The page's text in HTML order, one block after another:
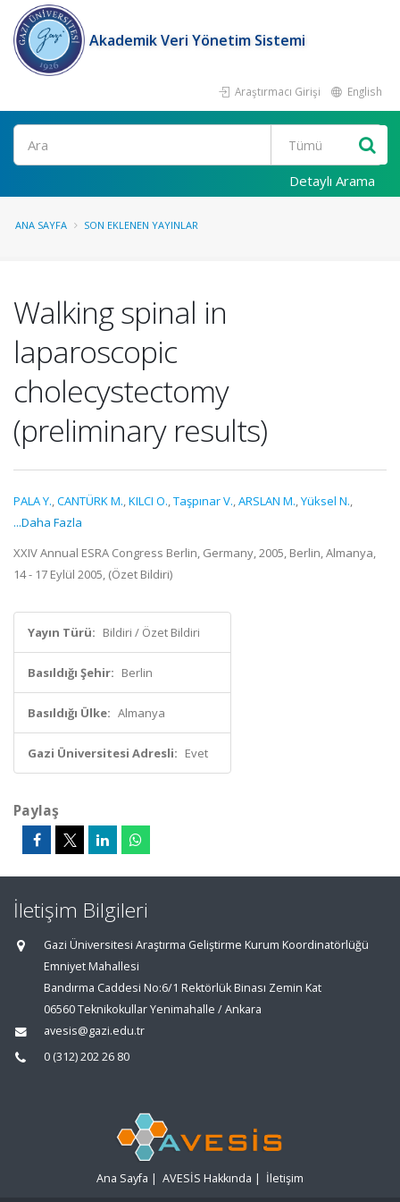
Akademik Veri Yönetim Sistemi
Araştırmacı Girişi English
Ara
Detaylı Arama
ANA SAYFA SON EKLENEN YAYINLAR
Walking spinal in
laparoscopic
cholecystectomy
(preliminary results)
PALA Y.,CANTÜRK M.,KILCI O.,Taşpınar V.,ARSLAN M.,Yüksel N.,
...Daha Fazla
XXIV Annual ESRA Congress Berlin, Germany, 2005, Berlin, Almanya,
14 - 17 Eylül 2005, (Özet Bildiri)
Yayın Türü: Bildiri / Özet Bildiri
Basıldığı Şehir: Berlin
Basıldığı Ülke: Almanya
Gazi Üniversitesi Adresli: Evet
Paylaş
İletişim Bilgileri
Gazi Üniversitesi Araştırma Geliştirme Kurum Koordinatörlüğü
Emniyet Mahallesi
Bandırma Caddesi No:6/1 Rektörlük Binası Zemin Kat
06560 Teknikokullar Yenimahalle / Ankara
avesis@gazi.edu.tr
0 (312) 202 26 80
Ana Sayfa | AVESİS Hakkında | İletişim